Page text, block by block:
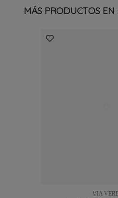
MÁS PRODUCTOS
VIA